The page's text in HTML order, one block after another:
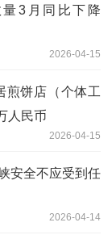
3月同比下降
2026-04-15
煎饼店（个体工
人民币
2026-04-15
安全不应受到任
2026-04-14